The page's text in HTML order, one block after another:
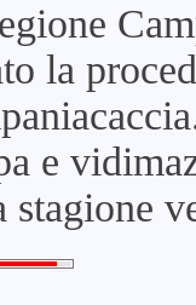
la
e
stagione